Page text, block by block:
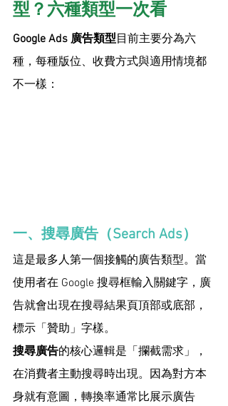
型？六種類型一次看
Google Ads 廣告類型目前主要分為六
種，每種版位、收費方式與適用情境都
不一樣：
一、搜尋廣告（Search Ads）
這是最多人第一個接觸的廣告類型。當
使用者在 Google 搜尋框輸入關鍵字，廣
告就會出現在搜尋結果頁頂部或底部，
標示「贊助」字樣。
搜尋廣告的核心邏輯是「攔截需求」，
在消費者主動搜尋時出現。因為對方本
身就有意圖，轉換率通常比展示廣告